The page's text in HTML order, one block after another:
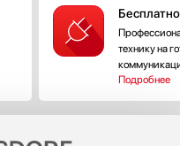
технику на
Подробнее